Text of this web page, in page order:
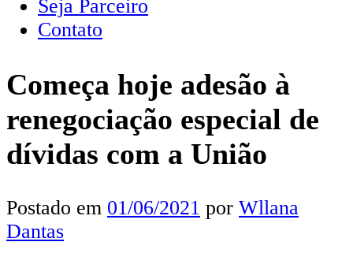
Seja Parceiro
Contato
Começa hoje adesão à
renegociação especial de
dívidas com a União
Postado em 01/06/2021 por Wllana
Dantas